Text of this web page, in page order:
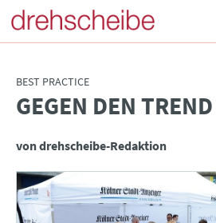
BEST PRACTICE
:GEGEN DEN TREND
von drehscheibe-Redaktion